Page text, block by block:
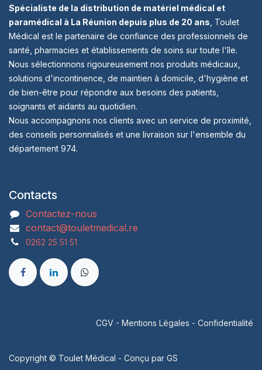
Spécialiste de la distribution de matériel médical et
paramédical à La Réunion depuis plus de 20 ans , Toulet
Médical est le partenaire de confiance des professionnels de
santé, pharmacies et établissements de soins sur toute l'île.
Nous sélectionnons rigoureusement nos produits médicaux,
solutions d'incontinence, de maintien à domicile, d'hygiène et
de bien-être pour répondre aux besoins des patients,
soignants et aidants au quotidien.
Nous accompagnons nos clients avec un service de proximité,
des conseils personnalisés et une livraison sur l'ensemble du
département 974.
Contacts
Contactez-nous
contact@touletmedical.re
0262 25 51 51
CGV - Mentions Légales - Confidentialité
Copyright © Toulet Médical - Conçu par GS